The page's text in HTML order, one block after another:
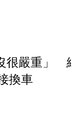
很嚴重」
換車